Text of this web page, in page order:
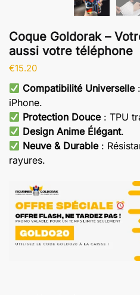
Coque Goldorak –
aussi votre téléphone
€15.20
Compatibilité Universelle:
iPhone.
Protection Douce: TPU
Design Anime Élégant.
Neuve & Durable:
rayures.